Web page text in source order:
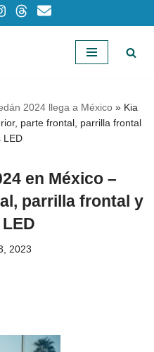
2024 llega a México» Kia
parte frontal, parrilla frontal
LED
en México –
parrilla frontal y
2023